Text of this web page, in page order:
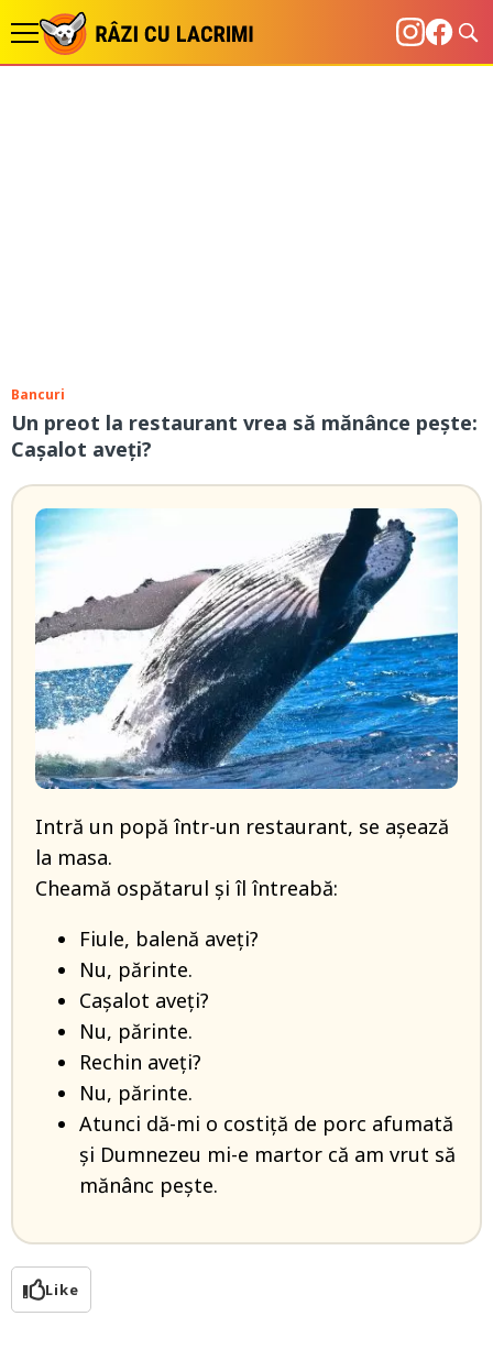
Bancuri
Un preot la restaurant vrea să mănânce pește:
Cașalot aveți?
Intră un popă într-un restaurant, se așează
la masa.
Cheamă ospătarul și îl întreabă:
Fiule, balenă aveţi?
Nu, părinte.
Cașalot aveţi?
Nu, părinte.
Rechin aveţi?
Nu, părinte.
Atunci dă-mi o costiţă de porc afumată
și Dumnezeu mi-e martor că am vrut să
mănânc pește.
Like